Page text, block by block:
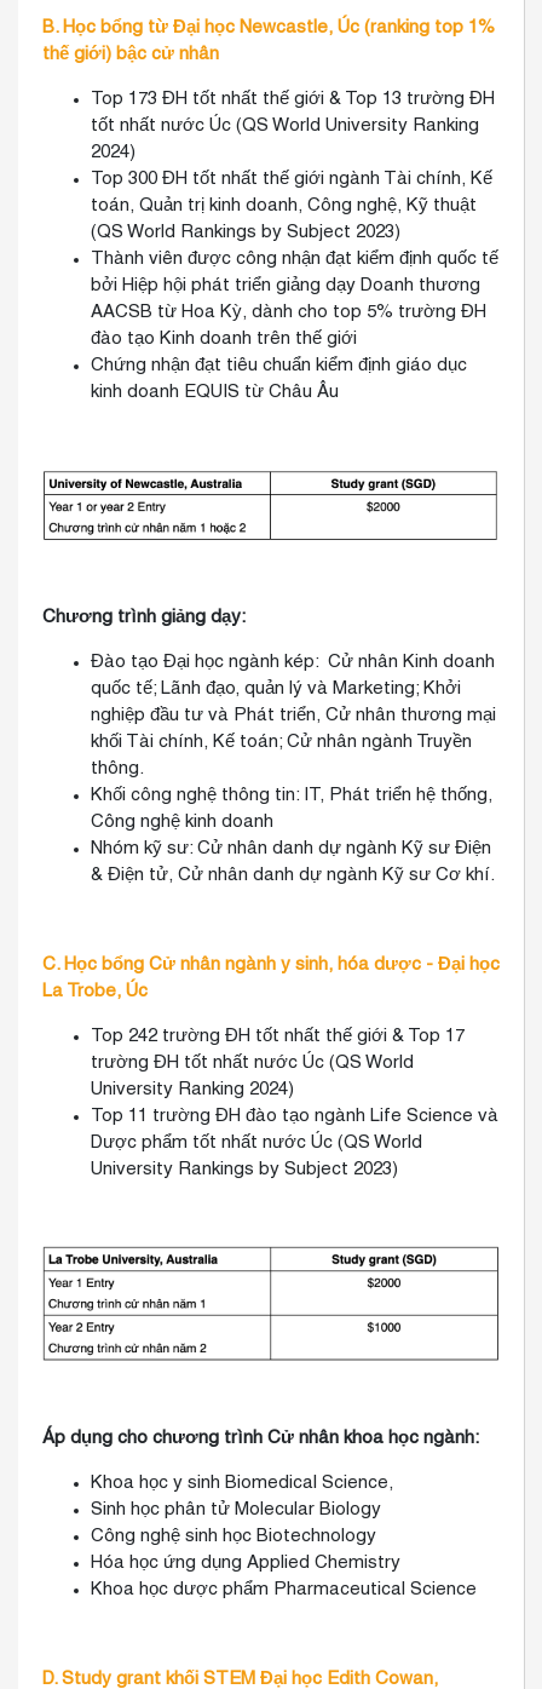
B. Học bổng từ Đại học Newcastle, Úc (ranking top 1%
thế giới) bậc cử nhân
Top 173 ĐH tốt nhất thế giới & Top 13 trường ĐH
tốt nhất nước Úc (QS World University Ranking
2024)
Top 300 ĐH tốt nhất thế giới ngành Tài chính, Kế
toán, Quản trị kinh doanh, Công nghệ, Kỹ thuật
(QS World Rankings by Subject 2023)
Thành viên được công nhận đạt kiểm định quốc tế
bởi Hiệp hội phát triển giảng dạy Doanh thương
AACSB từ Hoa Kỳ, dành cho top 5% trường ĐH
đào tạo Kinh doanh trên thế giới
Chứng nhận đạt tiêu chuẩn kiểm định giáo dục
kinh doanh EQUIS từ Châu Âu
Chương trình giảng dạy:
Đào tạo Đại học ngành kép: Cử nhân Kinh doanh
quốc tế; Lãnh đạo, quản lý và Marketing; Khởi
nghiệp đầu tư và Phát triển, Cử nhân thương mại
khối Tài chính, Kế toán; Cử nhân ngành Truyền
thông.
Khối công nghệ thông tin: IT, Phát triển hệ thống,
Công nghệ kinh doanh
Nhóm kỹ sư: Cử nhân danh dự ngành Kỹ sư Điện
& Điện tử, Cử nhân danh dự ngành Kỹ sư Cơ khí.
C. Học bổng Cử nhân ngành y sinh, hóa dược - Đại học
La Trobe, Úc
Top 242 trường ĐH tốt nhất thế giới & Top 17
trường ĐH tốt nhất nước Úc (QS World
University Ranking 2024)
Top 11 trường ĐH đào tạo ngành Life Science và
Dược phẩm tốt nhất nước Úc (QS World
University Rankings by Subject 2023)
Áp dụng cho chương trình Cử nhân khoa học ngành:
Khoa học y sinh Biomedical Science,
Sinh học phân tử Molecular Biology
Công nghệ sinh học Biotechnology
Hóa học ứng dụng Applied Chemistry
Khoa học dược phẩm Pharmaceutical Science
D. Study grant khối STEM Đại học Edith Cowan,